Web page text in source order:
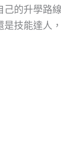
的升學路
技能達人